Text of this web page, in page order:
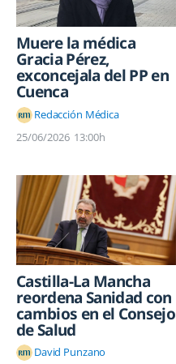
Muere la médica
Gracia Pérez,
exconcejala del PP en
Cuenca
Redacción Médica
25/06/2026 13:00h
Castilla-La Mancha
reordena Sanidad con
cambios en el Consejo
de Salud
David Punzano